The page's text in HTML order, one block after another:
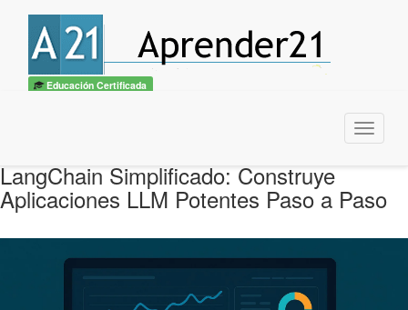
Educación Certificada
Menu
LangChain Simplificado: Construye
Aplicaciones LLM Potentes Paso a Paso